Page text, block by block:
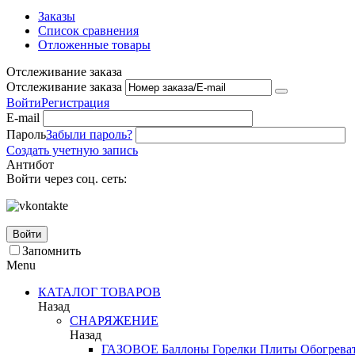
Заказы
Список сравнения
Отложенные товары
Отслеживание заказа
Отслеживание заказа
ВойтиРегистрация
E-mail
ПарольЗабыли пароль?
Создать учетную запись
Антибот
Войти через соц. сеть:
Войти
Запомнить
Menu
КАТАЛОГ ТОВАРОВ
Назад
СНАРЯЖЕНИЕ
Назад
ГАЗОВОЕ Баллоны Горелки Плиты